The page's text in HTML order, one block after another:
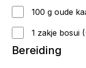
100 g oude
1 zakje bosui
Bereiding